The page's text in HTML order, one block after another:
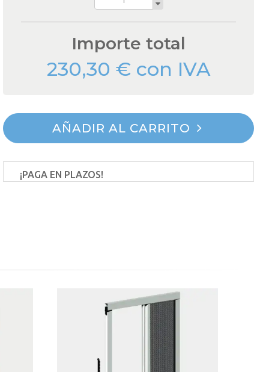
Importe total
230,30 € con IVA
AÑADIR AL CARRITO
¡PAGA EN PLAZOS!